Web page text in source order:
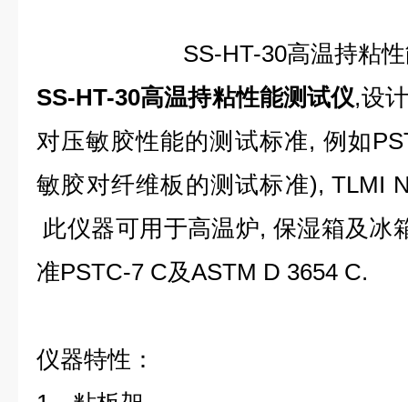
SS-HT-30高温持粘
SS-HT-30高温持粘性能测试仪,设
对压敏胶性能的测试标准, 例如
敏胶对纤维板的测试标准), TLMI
此仪器可用于高温炉, 保湿箱及冰
准PSTC-7 C及ASTM D 3654 C.
仪器特性：